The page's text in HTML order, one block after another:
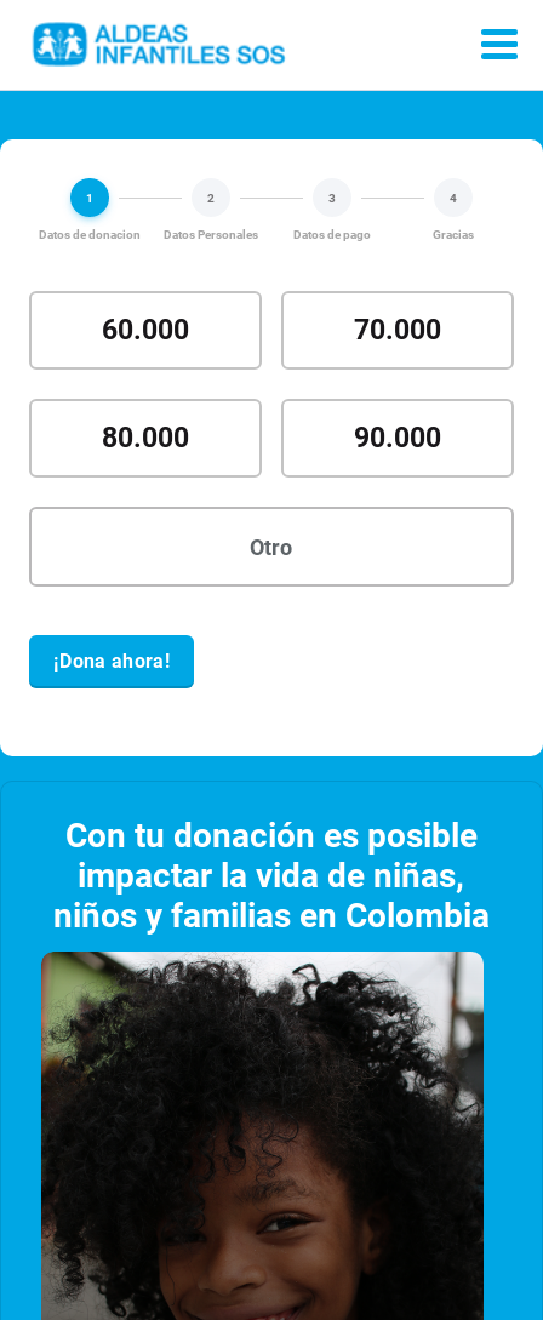
1
Datos de donacion
2
Datos Personales
3
Datos de pago
4
Gracias
60.000 70.000
80.000 90.000
Con tu donación es posible
impactar la vida de niñas,
niños y familias en Colombia